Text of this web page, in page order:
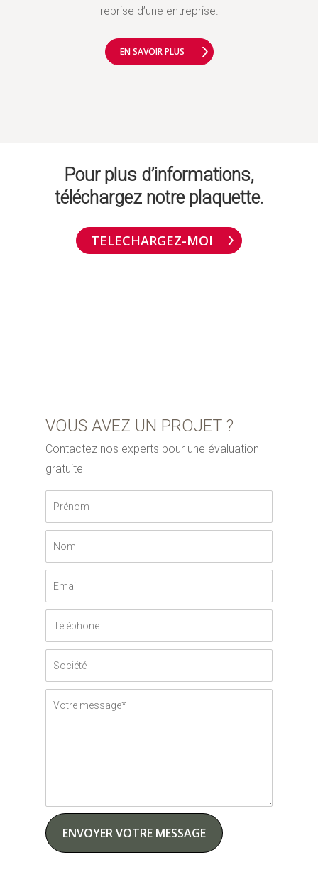
reprise d’une entreprise.
EN SAVOIR PLUS
Pour plus d’informations,
téléchargez notre plaquette.
TELECHARGEZ-MOI
VOUS AVEZ UN PROJET ?
Contactez nos experts pour une évaluation
gratuite